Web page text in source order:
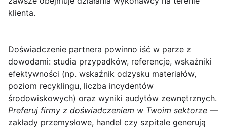
klienta.
Doświadczenie partnera powinno iść w parze z
dowodami: studia przypadków, referencje, wskaźniki
efektywności (np. wskaźnik odzysku materiałów,
poziom recyklingu, liczba incydentów
środowiskowych) oraz wyniki audytów zewnętrznych.
Preferuj firmy z doświadczeniem w Twoim sektorze —
zakłady przemysłowe, handel czy szpitale generują